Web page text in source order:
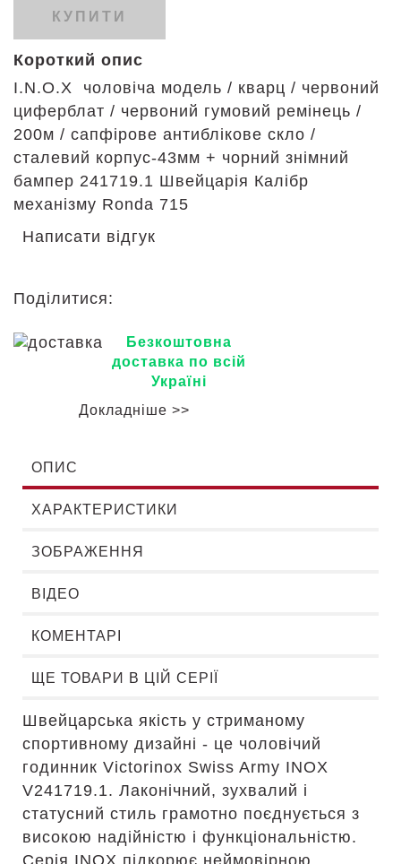
КУПИТИ
Короткий опис
I.N.O.X чоловіча модель / кварц / червоний
циферблат / червоний гумовий ремінець /
200м / сапфірове антиблікове скло /
сталевий корпус-43мм + чорний знімний
бампер 241719.1 Швейцарія Калібр
механізму Ronda 715
Написати відгук
Поділитися:
Безкоштовна
доставка по всій
Україні
Докладніше >>
ОПИС
ХАРАКТЕРИСТИКИ
ЗОБРАЖЕННЯ
ВІДЕО
КОМЕНТАРІ
ЩЕ ТОВАРИ В ЦІЙ СЕРІЇ
Швейцарська якість у стриманому
спортивному дизайні - це чоловічий
годинник Victorinox Swiss Army INOX
V241719.1. Лаконічний, зухвалий і
статусний стиль грамотно поєднується з
високою надійністю і функціональністю.
Серія INOX підкорює неймовірною